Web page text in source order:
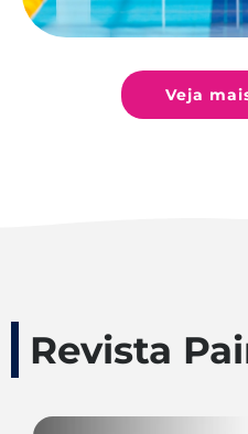
Veja
Revista